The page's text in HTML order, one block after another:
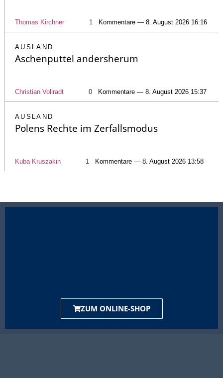
Thomas Kirchner 1 Kommentare — 8. August 2026 16:16
AUSLAND
Aschenputtel andersherum
Christian Vollradt 0 Kommentare — 8. August 2026 15:37
AUSLAND
Polens Rechte im Zerfallsmodus
Kuba Kruszakin 1 Kommentare — 8. August 2026 13:58
ZUM ONLINE-SHOP